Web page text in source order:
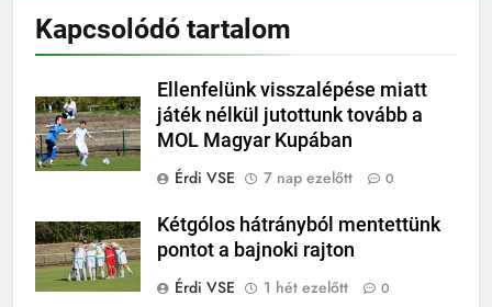
Kapcsolódó tartalom
Ellenfelünk visszalépése miatt
játék nélkül jutottunk tovább a
MOL Magyar Kupában
Érdi VSE
7 nap ezelőtt 0
Kétgólos hátrányból mentettünk
pontot a bajnoki rajton
Érdi VSE
1 hét ezelőtt 0